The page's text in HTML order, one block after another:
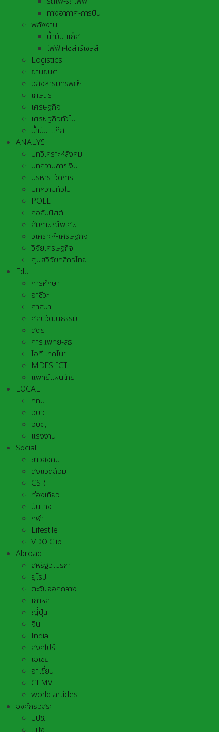
ทางอากาศ-การบิน
พลังงาน
น้ำมัน-แก๊ส
ไฟฟ้า-โซล่าร์เซลล์
Logistics
ยานยนต์
อสังหาริมทรัพย์ฯ
เกษตร
เศรษฐกิจ
เศรษฐกิจทั่วไป
น้ำมัน-แก๊ส
ANALYS
บทวิเคราะห์สังคม
บทความการเงิน
บริหาร-จัดการ
บทความทั่วไป
POLL
คอลัมนิสต์
สัมภาษณ์พิเศษ
วิเคราะห์-เศรษฐกิจ
วิจัยเศรษฐกิจ
ศูนย์วิจัยกสิกรไทย
Edu
การศึกษา
อาชีวะ
ศาสนา
ศิลปวัฒนธรรม
สตรี
การแพทย์-สธ
ไอที-เทคโนฯ
MDES-ICT
แพทย์แผนไทย
LOCAL
กทม.
อบจ.
อบต,
แรงงาน
Social
ข่าวสังคม
สิ่งแวดล้อม
CSR
ท่องเที่ยว
บันเทิง
กีฬา
Lifestile
VDO Clip
Abroad
สหรัฐอเมริกา
ยุโรป
ตะวันออกกลาง
เกาหลี
ญี่ปุ่น
จีน
India
สิงคโปร์
เอเชีย
อาเชี่ยน
CLMV
world articles
องค์กรอิสระ
ปปช.